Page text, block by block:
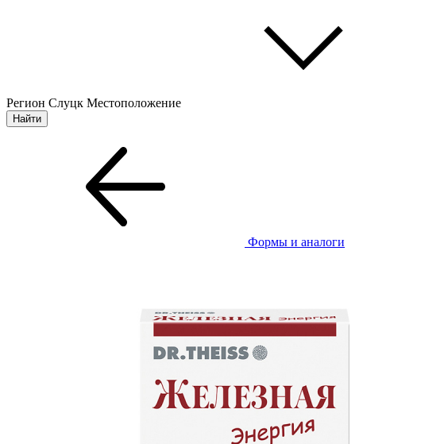
Регион Слуцк Местоположение
Формы и аналоги